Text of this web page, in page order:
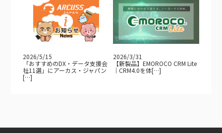
2026/5/15
「おすすめのDX・データ支援会
社11選」にアーカス・ジャパン
[…]
2026/3/31
【新製品】EMOROCO CRM Lite
｜CRM4.0を体[…]